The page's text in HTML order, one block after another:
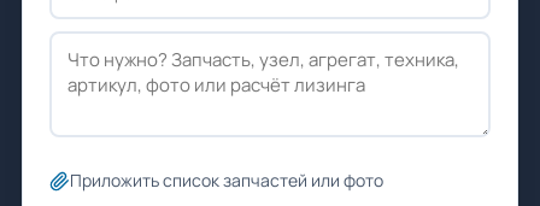
Приложить список запчастей или фото